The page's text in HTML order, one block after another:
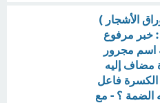
الأشجار )
: خبر مرفوع
اسم مجرور
مضاف إليه
فاعل
الضمة ؟ - مع